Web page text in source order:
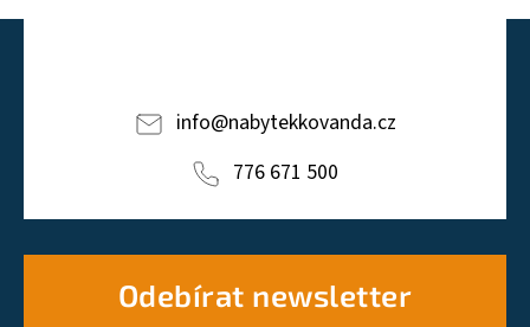
info@nabytekkovanda.cz
776 671 500
Odebírat newsletter